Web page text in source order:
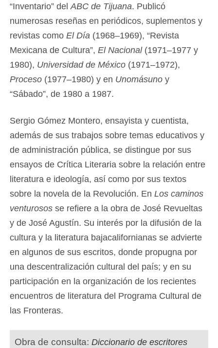
“Inventario” delABC de Tijuana. Publicó
numerosas reseñas en periódicos, suplementos y
revistas como El Día (1968–1969), “Revista
Mexicana de Cultura”, El Nacional(1971–1977 y
1980), Universidad de México (1971–1972),
Proceso (1977–1980) y en Unomásuno y
“Sábado”, de 1980 a 1987.
Sergio Gómez Montero, ensayista y cuentista,
además de sus trabajos sobre temas educativos y
de administración pública, se distingue por sus
ensayos de Crítica Literaria sobre la relación entre
literatura e ideología, así como por sus textos
sobre la novela de la Revolución. En Los caminos
venturosos se refiere a la obra de José Revueltas
y de José Agustín. Su interés por la difusión de la
cultura y la literatura bajacalifornianas se advierte
en algunos de sus escritos, donde propugna por
una descentralización cultural del país; y en su
participación en la organización de los recientes
encuentros de literatura del Programa Cultural de
las Fronteras.
Obra de consulta: Diccionario de escritores